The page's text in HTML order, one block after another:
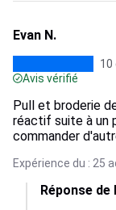
Evan N.
10
Avis vérifié
Pull et broderie
réactif suite à un
commander
Expérience du : 25
Réponse